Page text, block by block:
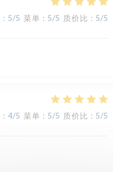
: 5/5 菜单 : 5/5 质价比 : 5/5
: 4/5 菜单 : 5/5 质价比 : 5/5